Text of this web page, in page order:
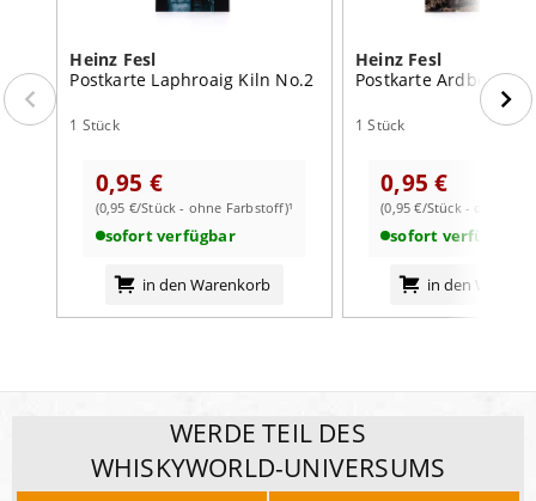
Heinz Fesl
Postkarte Laphroaig Kiln No.2
1 Stück
0,95 €
(0,95 €/Stück - ohne Farbstoff)¹
sofort verfügbar
in den Warenkorb
Heinz Fesl
Postkarte Ardbeg
1 Stück
0,95 €
(0,95 €/Stück - ohne
sofort verfügbar
in den
WERDE TEIL DES
WHISKYWORLD-UNIVERSUMS